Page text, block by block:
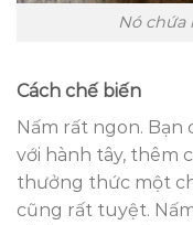
Nó chứa
Cách chế biến
Nấm rất ngon. Bạn
với hành tây, thêm
thưởng thức một
cũng rất tuyệt.